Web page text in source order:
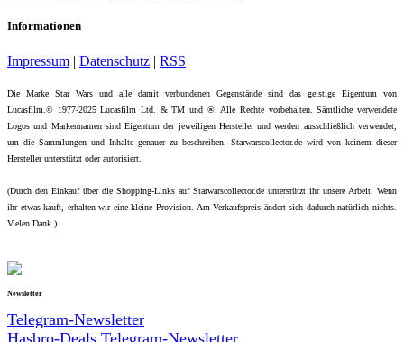
Informationen
Impressum | Datenschutz | RSS
Die Marke Star Wars und alle damit verbundenen Gegenstände sind das geistige Eigentum von
Lucasfilm.© 1977-2025 Lucasfilm Ltd. & TM und ®. Alle Rechte vorbehalten. Sämtliche verwendete
Logos und Markennamen sind Eigentum der jeweiligen Hersteller und werden ausschließlich verwendet,
um die Sammlungen und Inhalte genauer zu beschreiben. Starwarscollector.de wird von keinem dieser
Hersteller unterstützt oder autorisiert.
(Durch den Einkauf über die Shopping-Links auf Starwarscollector.de unterstützt ihr unsere Arbeit. Wenn
ihr etwas kauft, erhalten wir eine kleine Provision. Am Verkaufspreis ändert sich dadurch natürlich nichts.
Vielen Dank.)
Newsletter
Telegram-Newsletter
Hasbro-Deals Telegram-Newsletter